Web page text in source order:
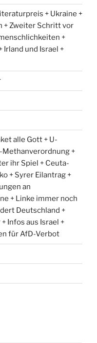
+ Ukraine +
+ Zweiter Schritt vor
+
Irland und Israel +
alle Gott + U-
Methanverordnung +
ihr Spiel + Ceuta-
+ Syrer Eilantrag +
an
+ Linke immer noch
Deutschland +
Infos aus Israel +
für AfD-Verbot